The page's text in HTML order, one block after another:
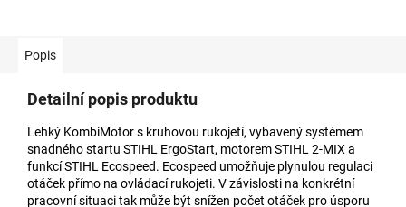
Popis
Detailní popis produktu
Lehký KombiMotor s kruhovou rukojetí, vybavený systémem
snadného startu STIHL ErgoStart, motorem STIHL 2-MIX a
funkcí STIHL Ecospeed. Ecospeed umožňuje plynulou regulaci
otáček přímo na ovládací rukojeti. V závislosti na konkrétní
pracovní situaci tak může být snížen počet otáček pro úsporu